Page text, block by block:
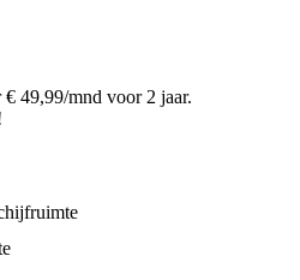
49,99/mnd voor 2 jaar.